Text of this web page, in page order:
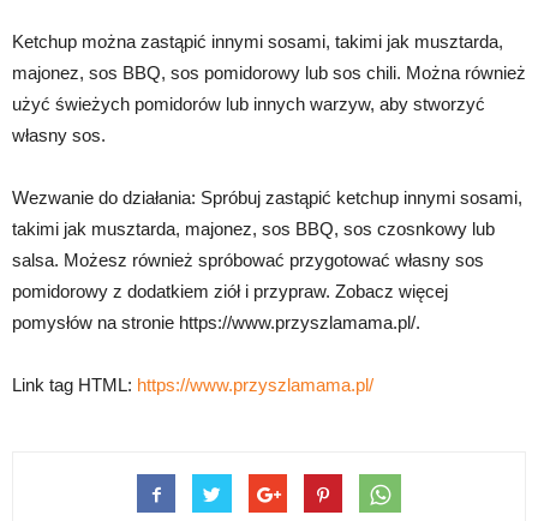
Ketchup można zastąpić innymi sosami, takimi jak musztarda,
majonez, sos BBQ, sos pomidorowy lub sos chili. Można również
użyć świeżych pomidorów lub innych warzyw, aby stworzyć
własny sos.
Wezwanie do działania: Spróbuj zastąpić ketchup innymi sosami,
takimi jak musztarda, majonez, sos BBQ, sos czosnkowy lub
salsa. Możesz również spróbować przygotować własny sos
pomidorowy z dodatkiem ziół i przypraw. Zobacz więcej
pomysłów na stronie https://www.przyszlamama.pl/.
Link tag HTML: https://www.przyszlamama.pl/